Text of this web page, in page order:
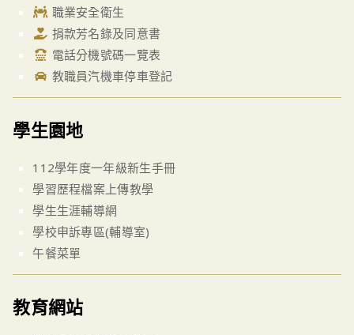
職業安全衛生
捐款芳名錄及同意書
電話分機號碼一覽表
教職員汽機車停車登記
學生園地
112學年度一年級新生手冊
學習歷程檔案上傳教學
學生生涯輔導網
學校申訴專區(輔導室)
午餐菜單
教育網站